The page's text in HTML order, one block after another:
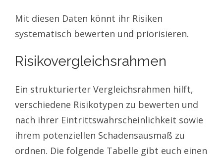
Mit diesen Daten könnt ihr Risiken
systematisch bewerten und priorisieren.
Risikovergleichsrahmen
Ein strukturierter Vergleichsrahmen hilft,
verschiedene Risikotypen zu bewerten und
nach ihrer Eintrittswahrscheinlichkeit sowie
ihrem potenziellen Schadensausmaß zu
ordnen. Die folgende Tabelle gibt euch einen